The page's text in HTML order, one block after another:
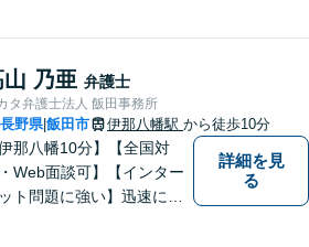
ることを心がけ、誠実
そして丁寧に対応してい
す。
乃亜 弁護士
タ弁護士法人 飯田事務所
長野県|飯田市 伊那八幡駅 から徒歩10分
伊那八幡10分】【全国対
Web面談可】【インター
ト問題に強い】迅速に対
詳細を見
る